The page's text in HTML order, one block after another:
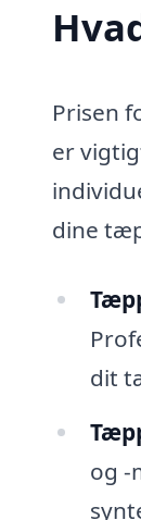
Prisen
er
dine
dit
og -